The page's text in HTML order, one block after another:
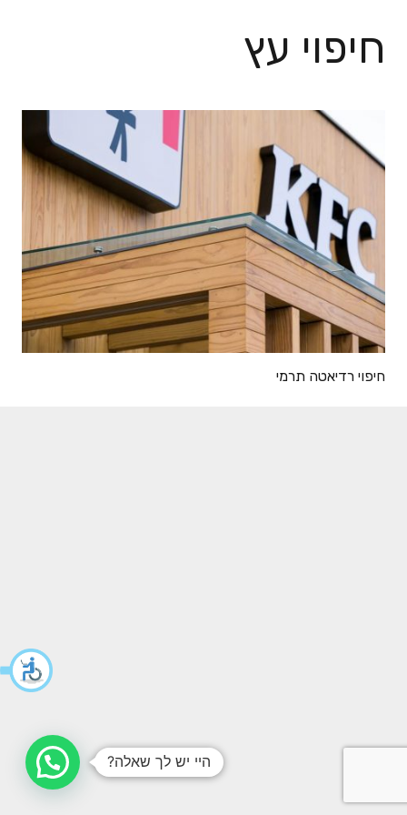
חיפוי עץ
חיפוי רדיאטה תרמי
היי יש לך שאלה?